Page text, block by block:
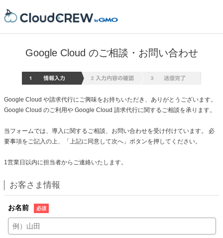
Google Cloud のご相談・お問い合わせ
Google Cloud や請求代行にご興味をお持ちいただき、ありがとうございます。
Google Cloud のご利用や Google Cloud 請求代行に関するご相談を承ります。
当フォームでは、導入に関するご相談、お問い合わせを受け付けています。 必
要事項をご記入の上、「上記に同意して次へ」ボタンを押してください。
1営業日以内に担当者からご連絡いたします。
お客さま情報
お名前